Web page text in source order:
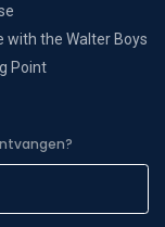
with the Walter Boys
Point